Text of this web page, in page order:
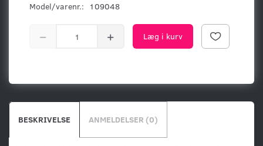
Model/varenr.: 109048
Læg i kurv
BESKRIVELSE ANMELDELSER (0)